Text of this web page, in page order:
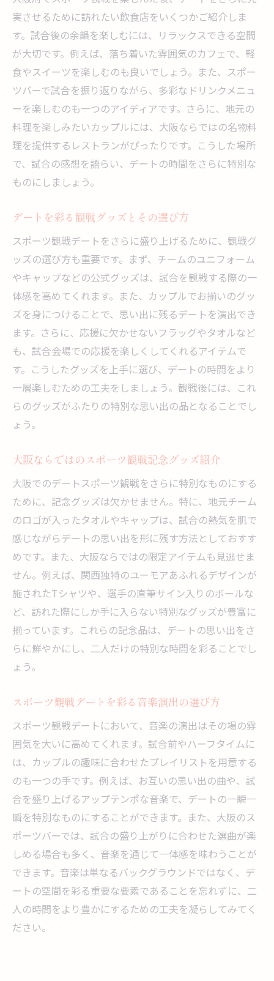
実させるために訪れたい飲食店をいくつかご紹介しま
す。試合後の余韻を楽しむには、リラックスできる空間
が大切です。例えば、落ち着いた雰囲気のカフェで、軽
食やスイーツを楽しむのも良いでしょう。また、スポー
ツバーで試合を振り返りながら、多彩なドリンクメニュ
ーを楽しむのも一つのアイディアです。さらに、地元の
料理を楽しみたいカップルには、大阪ならではの名物料
理を提供するレストランがぴったりです。こうした場所
で、試合の感想を語らい、デートの時間をさらに特別な
ものにしましょう。
デートを彩る観戦グッズとその選び方
スポーツ観戦デートをさらに盛り上げるために、観戦グ
ッズの選び方も重要です。まず、チームのユニフォーム
やキャップなどの公式グッズは、試合を観戦する際の一
体感を高めてくれます。また、カップルでお揃いのグッ
ズを身につけることで、思い出に残るデートを演出でき
ます。さらに、応援に欠かせないフラッグやタオルなど
も、試合会場での応援を楽しくしてくれるアイテムで
す。こうしたグッズを上手に選び、デートの時間をより
一層楽しむための工夫をしましょう。観戦後には、これ
らのグッズがふたりの特別な思い出の品となることでし
ょう。
大阪ならではのスポーツ観戦記念グッズ紹介
大阪でのデートスポーツ観戦をさらに特別なものにする
ために、記念グッズは欠かせません。特に、地元チーム
のロゴが入ったタオルやキャップは、試合の熱気を肌で
感じながらデートの思い出を形に残す方法としておすす
めです。また、大阪ならではの限定アイテムも見逃せま
せん。例えば、関西独特のユーモアあふれるデザインが
施されたTシャツや、選手の直筆サイン入りのボールな
ど、訪れた際にしか手に入らない特別なグッズが豊富に
揃っています。これらの記念品は、デートの思い出をさ
らに鮮やかにし、二人だけの特別な時間を彩ることでし
ょう。
スポーツ観戦デートを彩る音楽演出の選び方
スポーツ観戦デートにおいて、音楽の演出はその場の雰
囲気を大いに高めてくれます。試合前やハーフタイムに
は、カップルの趣味に合わせたプレイリストを用意する
のも一つの手です。例えば、お互いの思い出の曲や、試
合を盛り上げるアップテンポな音楽で、デートの一瞬一
瞬を特別なものにすることができます。また、大阪のス
ポーツバーでは、試合の盛り上がりに合わせた選曲が楽
しめる場合も多く、音楽を通じて一体感を味わうことが
できます。音楽は単なるバックグラウンドではなく、デ
ートの空間を彩る重要な要素であることを忘れずに、二
人の時間をより豊かにするための工夫を凝らしてみてく
ださい。